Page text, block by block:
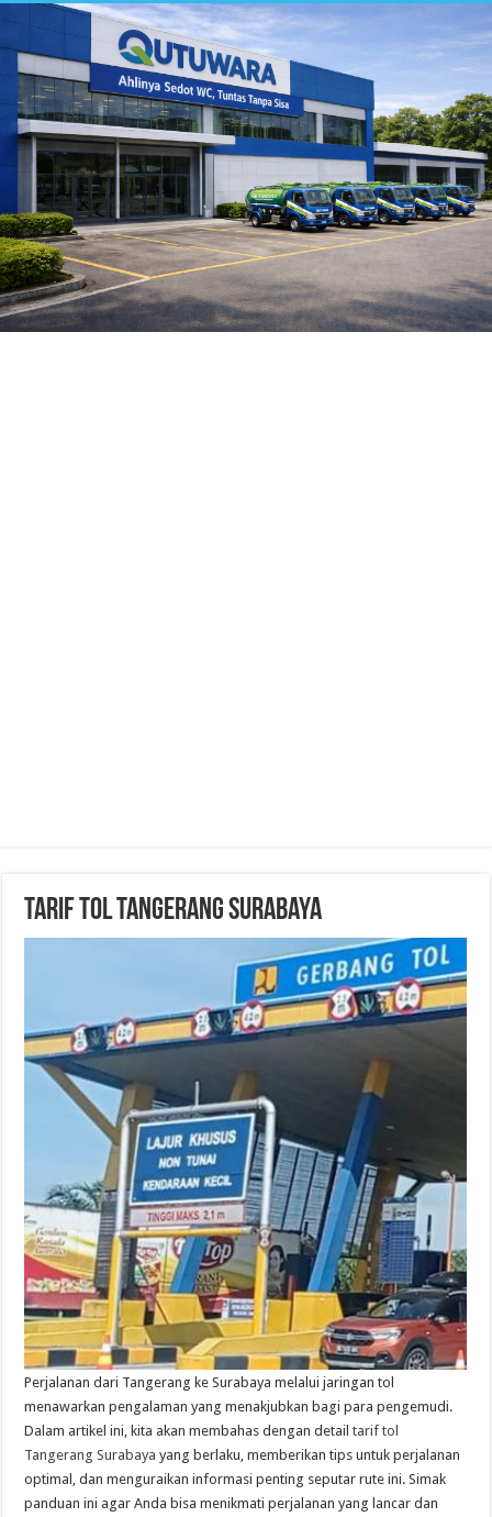
Tarif Tol Tangerang Surabaya
Perjalanan dari Tangerang ke Surabaya melalui jaringan tol
menawarkan pengalaman yang menakjubkan bagi para pengemudi.
Dalam artikel ini, kita akan membahas dengan detailtarif tol
Tangerang Surabaya yang berlaku, memberikan tips untuk perjalanan
optimal, dan menguraikan informasi penting seputar rute ini. Simak
panduan ini agar Anda bisa menikmati perjalanan yang lancar dan